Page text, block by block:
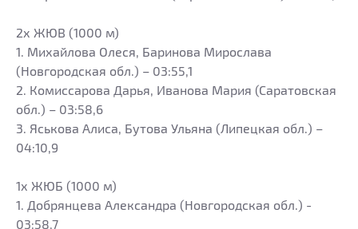
2х ЖЮВ (1000 м)
1. Михайлова Олеся, Баринова Мирослава
(Новгородская обл.) – 03:55,1
2. Комиссарова Дарья, Иванова Мария (Саратовская
обл.) – 03:58,6
3. Яськова Алиса, Бутова Ульяна (Липецкая обл.) –
04:10,9
1х ЖЮБ (1000 м)
1. Добрянцева Александра (Новгородская обл.) -
03:58,7